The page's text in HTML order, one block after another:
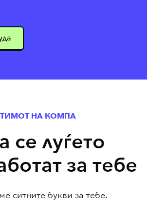
ТИМОТ НА КОМПА
се луѓето
за тебе
ситните букви за тебе.